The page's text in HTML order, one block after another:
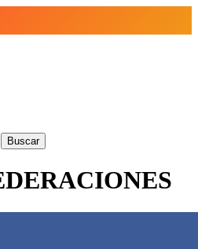
Deportiva a través de nuestra